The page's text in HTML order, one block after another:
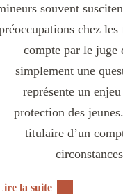
souvent
chez
compte par le juge
simplement une
représente un
protection des
titulaire d’un
la suite